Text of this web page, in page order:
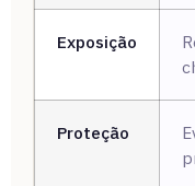
Exposição
Proteção